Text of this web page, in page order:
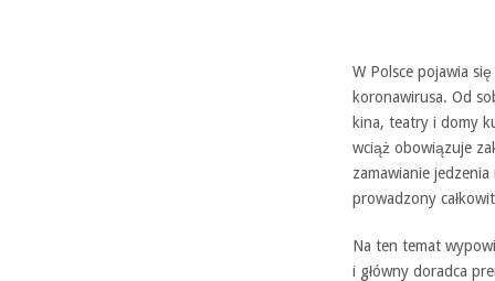
W Polsce pojawia
koronawirusa. Od
kina, teatry i domy
wciąż obowiązuje
zamawianie
prowadzony
Na ten temat
i główny doradca